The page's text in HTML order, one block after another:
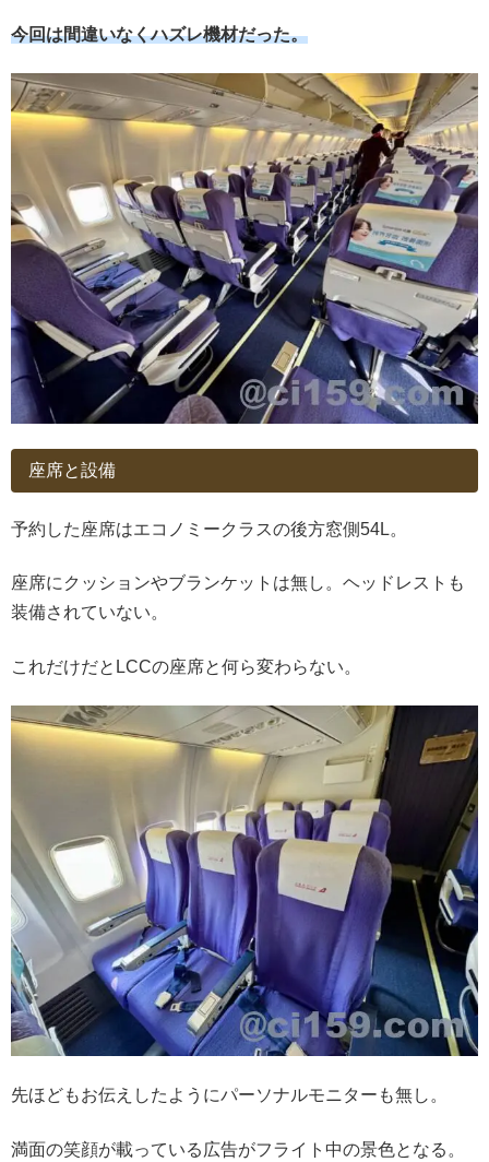
今回は間違いなくハズレ機材だった。
座席と設備
予約した座席はエコノミークラスの後方窓側54L。
座席にクッションやブランケットは無し。ヘッドレストも
装備されていない。
これだけだとLCCの座席と何ら変わらない。
先ほどもお伝えしたようにパーソナルモニターも無し。
満面の笑顔が載っている広告がフライト中の景色となる。